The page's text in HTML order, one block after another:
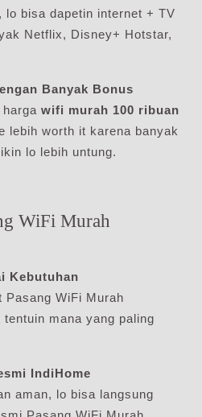
lo bisa dapetin internet + TV
Netflix, Disney+ Hotstar,
Banyak Bonus
wifi murah 100 ribuan
lebih worth it karena banyak
lo lebih untung.
WiFi Murah
Kebutuhan
Pasang WiFi Murah
mana yang paling
IndiHome
aman, lo bisa langsung